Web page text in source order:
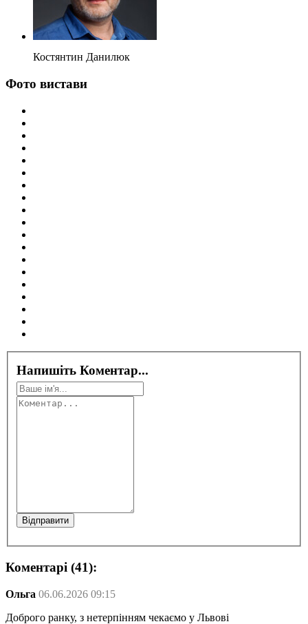
Костянтин Данилюк
Фото вистави
Напишіть Коментар...
Коментарі (41):
Ольга 06.06.2026 09:15
Доброго ранку, з нетерпінням чекаємо у Львові